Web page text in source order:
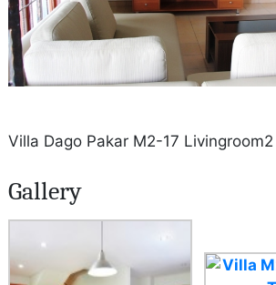
Villa Dago Pakar M2-17 Livingroom2
Gallery